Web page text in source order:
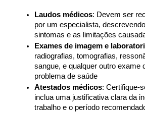
Laudos médicos: Devem ser
por um especialista,
sintomas e as limitações
Exames de imagem e
radiografias, tomografias,
sangue, e qualquer outro exame
problema de saúde
Atestados médicos: Certifique-
inclua uma justificativa clara da
trabalho e o período